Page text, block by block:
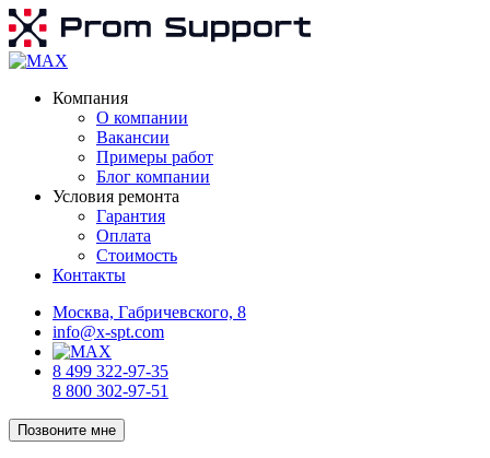
Компания
О компании
Вакансии
Примеры работ
Блог компании
Условия ремонта
Гарантия
Оплата
Стоимость
Контакты
Москва, Габричевского, 8
info@x-spt.com
8 499 322-97-35
8 800 302-97-51
Позвоните мне